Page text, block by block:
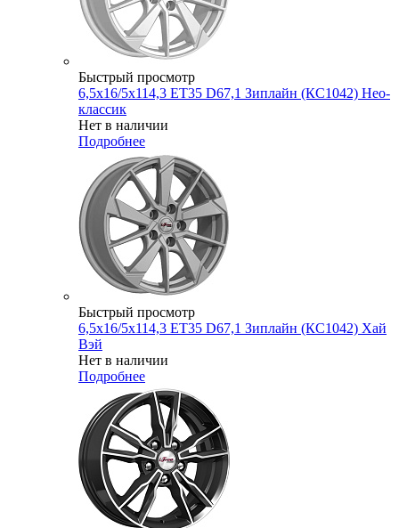
Быстрый просмотр
6,5x16/5x114,3 ET35 D67,1 Зиплайн (КС1042) Нео-
классик
Нет в наличии
Подробнее
Быстрый просмотр
6,5x16/5x114,3 ET35 D67,1 Зиплайн (КС1042) Хай
Вэй
Нет в наличии
Подробнее